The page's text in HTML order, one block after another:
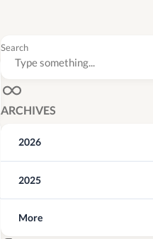
Search
ARCHIVES
2026
2025
More